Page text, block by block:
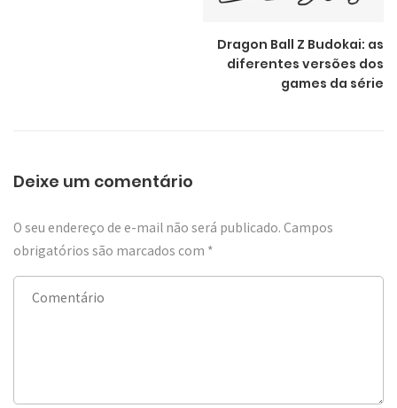
Dragon Ball Z Budokai: as
diferentes versões dos
games da série
Deixe um comentário
O seu endereço de e-mail não será publicado. Campos
obrigatórios são marcados com *